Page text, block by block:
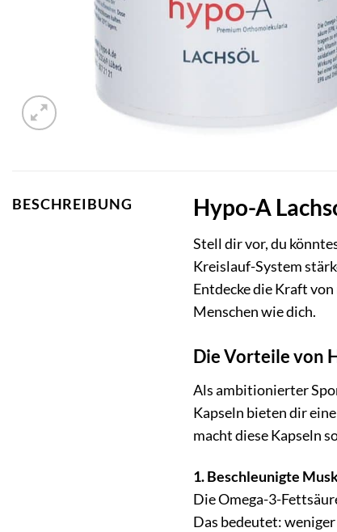
BESCHREIBUNG Hypo-A
Stell dir vor, du
Kreislauf-System
Entdecke die Kraft
Menschen wie dich.
Die Vorteile von
Als ambitionierter
Kapseln bieten dir
macht diese Kapseln
1. Beschleunigte
Die Omega-3-
Das bedeutet: